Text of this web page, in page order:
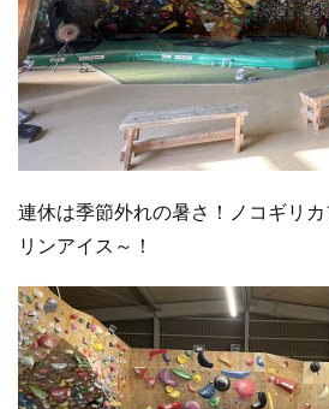
連休は季節外れの暑さ！ノコギリ
リンアイス～！